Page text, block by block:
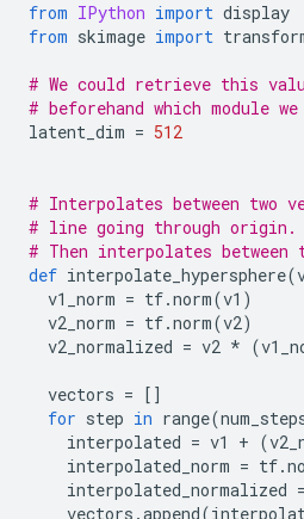
from IPython import display
from skimage import
# We could retrieve this
# beforehand which module
latent_dim = 512
# Interpolates between two
# line going through origin.
# Then interpolates between
def interpolate_hypersphere(
v1_norm = tf.norm(v1 )
v2_norm = tf.norm(v2)
v2_normalized = v2 * (
vectors = []
for step in range(
interpolated = v1 + (
interpolated_norm = tf.
interpolated_normalized =
vectors .append(